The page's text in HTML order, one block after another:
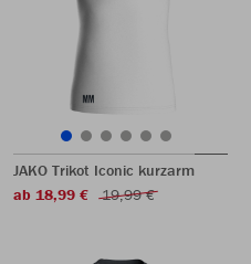
JAKO Trikot Iconic kurzarm
ab 18,99 €
19,99 €